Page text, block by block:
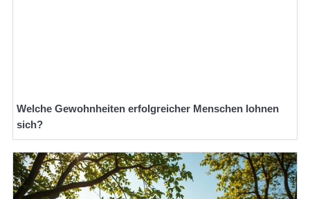
Welche Gewohnheiten erfolgreicher Menschen lohnen
sich?